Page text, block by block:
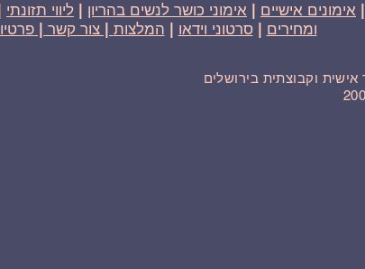
אימונים אישיים אימוני כושר לנשים בהריון ליווי תזונתי
ומחירים |סרטוני וידאו המלצות | צור קשר |
וקבוצתית בירושלים